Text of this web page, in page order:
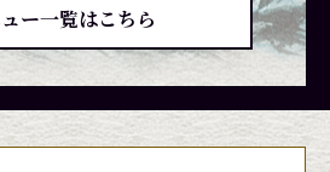
ー一覧はこちら